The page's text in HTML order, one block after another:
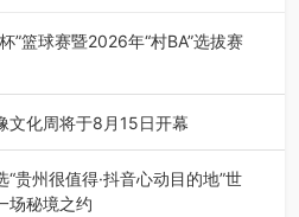
”篮球赛暨2026年“村BA”选拔赛
自治县第二十三届“民族团结
文化周将于8月15日开幕
国际影像文化周媒体通气会在世
区…
贵州很值得·抖音心动目的地”世
秘境之约